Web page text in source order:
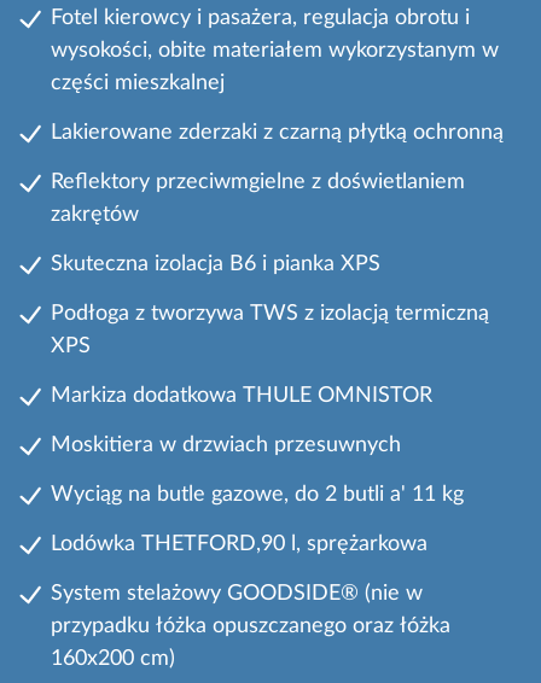
Fotel kierowcy i pasażera, regulacja obrotu i
wysokości, obite materiałem wykorzystanym w
części mieszkalnej
Lakierowane zderzaki z czarną płytką ochronną
Reflektory przeciwmgielne z doświetlaniem
zakrętów
Skuteczna izolacja B6 i pianka XPS
Podłoga z tworzywa TWS z izolacją termiczną
XPS
Markiza dodatkowa THULE OMNISTOR
Moskitiera w drzwiach przesuwnych
Wyciąg na butle gazowe, do 2 butli a' 11 kg
Lodówka THETFORD,90 l, sprężarkowa
System stelażowy GOODSIDE® (nie w
przypadku łóżka opuszczanego oraz łóżka
160x200 cm)